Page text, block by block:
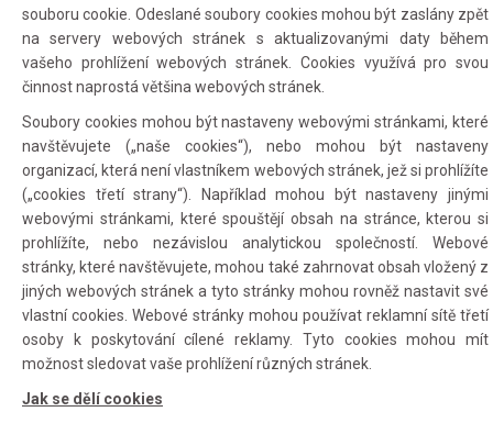
souboru cookie. Odeslané soubory cookies mohou být zaslány zpět
na servery webových stránek s aktualizovanými daty během
vašeho prohlížení webových stránek. Cookies využívá pro svou
činnost naprostá většina webových stránek.
Soubory cookies mohou být nastaveny webovými stránkami, které
navštěvujete („naše cookies“), nebo mohou být nastaveny
organizací, která není vlastníkem webových stránek, jež si prohlížíte
(„cookies třetí strany“). Například mohou být nastaveny jinými
webovými stránkami, které spouštějí obsah na stránce, kterou si
prohlížíte, nebo nezávislou analytickou společností. Webové
stránky, které navštěvujete, mohou také zahrnovat obsah vložený z
jiných webových stránek a tyto stránky mohou rovněž nastavit své
vlastní cookies. Webové stránky mohou používat reklamní sítě třetí
osoby k poskytování cílené reklamy. Tyto cookies mohou mít
možnost sledovat vaše prohlížení různých stránek.
Jak se dělí cookies